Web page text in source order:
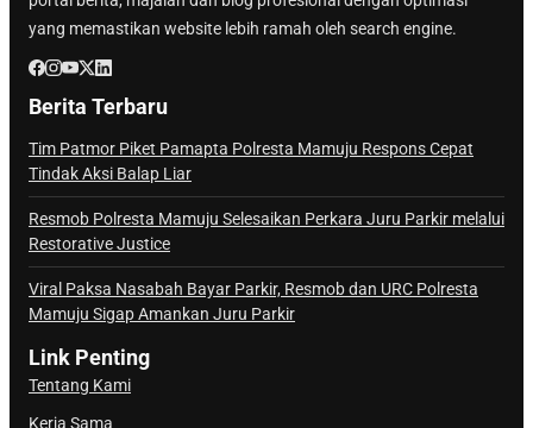
yang memastikan website lebih ramah oleh search engine.
Berita Terbaru
Tim Patmor Piket Pamapta Polresta Mamuju Respons Cepat
Tindak Aksi Balap Liar
Resmob Polresta Mamuju Selesaikan Perkara Juru Parkir melalui
Restorative Justice
Viral Paksa Nasabah Bayar Parkir, Resmob dan URC Polresta
Mamuju Sigap Amankan Juru Parkir
Link Penting
Tentang Kami
Kerja Sama